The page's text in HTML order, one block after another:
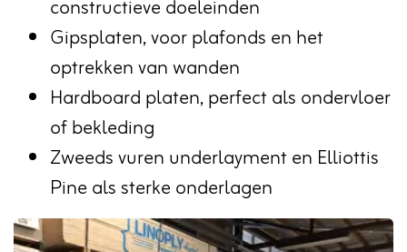
constructieve doeleinden
Gipsplaten, voor plafonds en het
optrekken van wanden
Hardboard platen, perfect als ondervloer
of bekleding
Zweeds vuren underlayment en Elliottis
Pine als sterke onderlagen